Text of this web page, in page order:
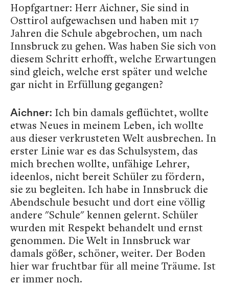
Hopfgartner: Herr Aichner, Sie sind in
Osttirol aufgewachsen und haben mit 17
Jahren die Schule abgebrochen, um nach
Innsbruck zu gehen. Was haben Sie sich von
diesem Schritt erhofft, welche Erwartungen
sind gleich, welche erst später und welche
gar nicht in Erfüllung gegangen?
Aichner: Ich bin damals geflüchtet, wollte
etwas Neues in meinem Leben, ich wollte
aus dieser verkrusteten Welt ausbrechen. In
erster Linie war es das Schulsystem, das
mich brechen wollte, unfähige Lehrer,
ideenlos, nicht bereit Schüler zu fördern,
sie zu begleiten. Ich habe in Innsbruck die
Abendschule besucht und dort eine völlig
andere "Schule" kennen gelernt. Schüler
wurden mit Respekt behandelt und ernst
genommen. Die Welt in Innsbruck war
damals gößer, schöner, weiter. Der Boden
hier war fruchtbar für all meine Träume. Ist
er immer noch.